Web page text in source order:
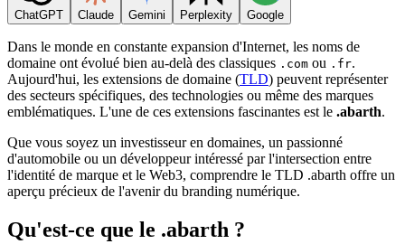
ChatGPT Claude Gemini Perplexity Google
Dans le monde en constante expansion d'Internet, les noms de
domaine ont évolué bien au-delà des classiques .com ou .fr.
Aujourd'hui, les extensions de domaine (TLD) peuvent représenter
des secteurs spécifiques, des technologies ou même des marques
emblématiques. L'une de ces extensions fascinantes est le .abarth.
Que vous soyez un investisseur en domaines, un passionné
d'automobile ou un développeur intéressé par l'intersection entre
l'identité de marque et le Web3, comprendre le TLD .abarth offre un
aperçu précieux de l'avenir du branding numérique.
Qu'est-ce que le .abarth ?